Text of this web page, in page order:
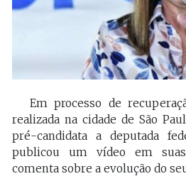
Em processo de
realizada na cidade de São
pré-candidata a deputada
publicou um vídeo em
comenta sobre a evolução do